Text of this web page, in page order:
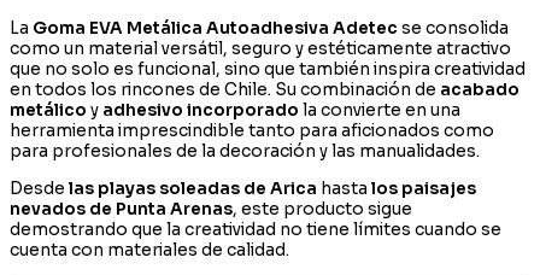
La Goma EVA Metálica Autoadhesiva Adetec se consolida
como un material versátil, seguro y estéticamente atractivo
que no solo es funcional, sino que también inspira creatividad
en todos los rincones de Chile. Su combinación de acabado
metálico y adhesivo incorporado la convierte en una
herramienta imprescindible tanto para aficionados como
para profesionales de la decoración y las manualidades.
Desde las playas soleadas de Arica hasta los paisajes
nevados de Punta Arenas, este producto sigue
demostrando que la creatividad no tiene límites cuando se
cuenta con materiales de calidad.